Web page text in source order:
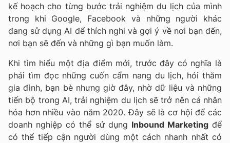
kế hoạch cho từng bước trải nghiệm du lịch của mình
trong khi Google, Facebook và những người khác
đang sử dụng AI để thích nghi và gợi ý về nơi bạn đến,
nơi bạn sẽ đến và những gì bạn muốn làm.
Khi tìm hiểu một địa điểm mới, trước đây có nghĩa là
phải tìm đọc những cuốn cẩm nang du lịch, hỏi thăm
gia đình, bạn bè nhưng giờ đây, nhờ dữ liệu và những
tiến bộ trong AI, trải nghiệm du lịch sẽ trở nên cá nhân
hóa hơn nhiều vào năm 2020. Đây sẽ là cơ hội để các
doanh nghiệp có thể sử dụng Inbound Marketingđể
có thể tiếp cận người dùng một cách nhanh nhất có